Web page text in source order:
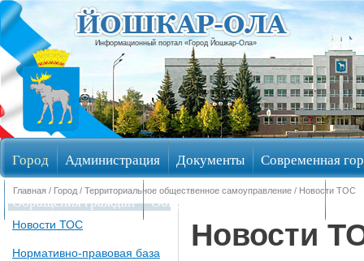
Информационный портал «Город Йошкар-Ола»
Город Администрация Документы Современная
Обращения граждан Общественные обсуждения
Главная / Город / Территориальное общественное самоуправление / Новости ТОС
Новости ТОС
Нормативно-правовая база
Новости